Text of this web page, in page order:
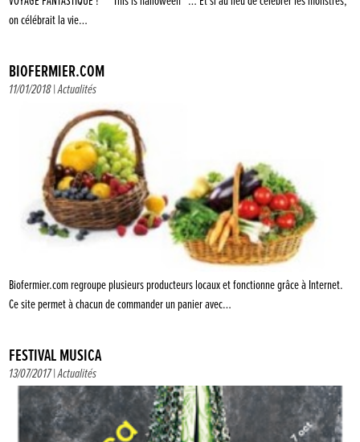
on célébrait la vie…
BIOFERMIER.COM
11/01/2018 |Actualités
Biofermier.com regroupe plusieurs producteurs locaux et fonctionne grâce à Internet.
Ce site permet à chacun de commander un panier avec…
FESTIVAL MUSICA
13/07/2017 |Actualités